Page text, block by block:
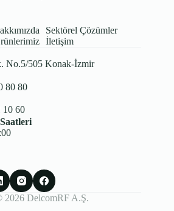
Sektörel Çözümler
İletişim
No.5/505 Konak-İzmir
80 80
10 60
2026 DelcomRF A.Ş.